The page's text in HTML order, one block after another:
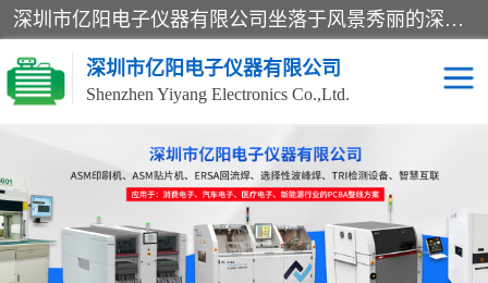
深圳市亿阳电子仪器有限公司坐落于风景秀丽的深圳市光明区，集SMT设备销售务为一体，努力为客户提供电子装配解决方案。与行业**SMT设备厂商：ASM（印刷机，锡膏检查机，贴片机），德国ERSA（爱莎）建立了稳固的代理合作关系，销售的设备一直保持**电子装配行业未来发展方向，能够满足客户各种繁杂产品的生产应用。
深圳市亿阳电子仪器有限公司
Shenzhen Yiyang Electronics Co.,Ltd.
SX全自动高速贴片机 E系列中速贴片机
NeoHorizon全自动锡膏印 选择性波峰焊